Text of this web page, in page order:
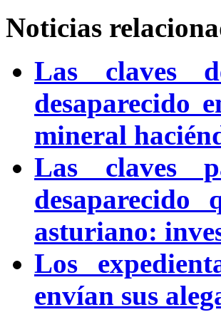
Noticias
Las claves
desaparecido
mineral
Las claves
asturiano:
Los
envían sus